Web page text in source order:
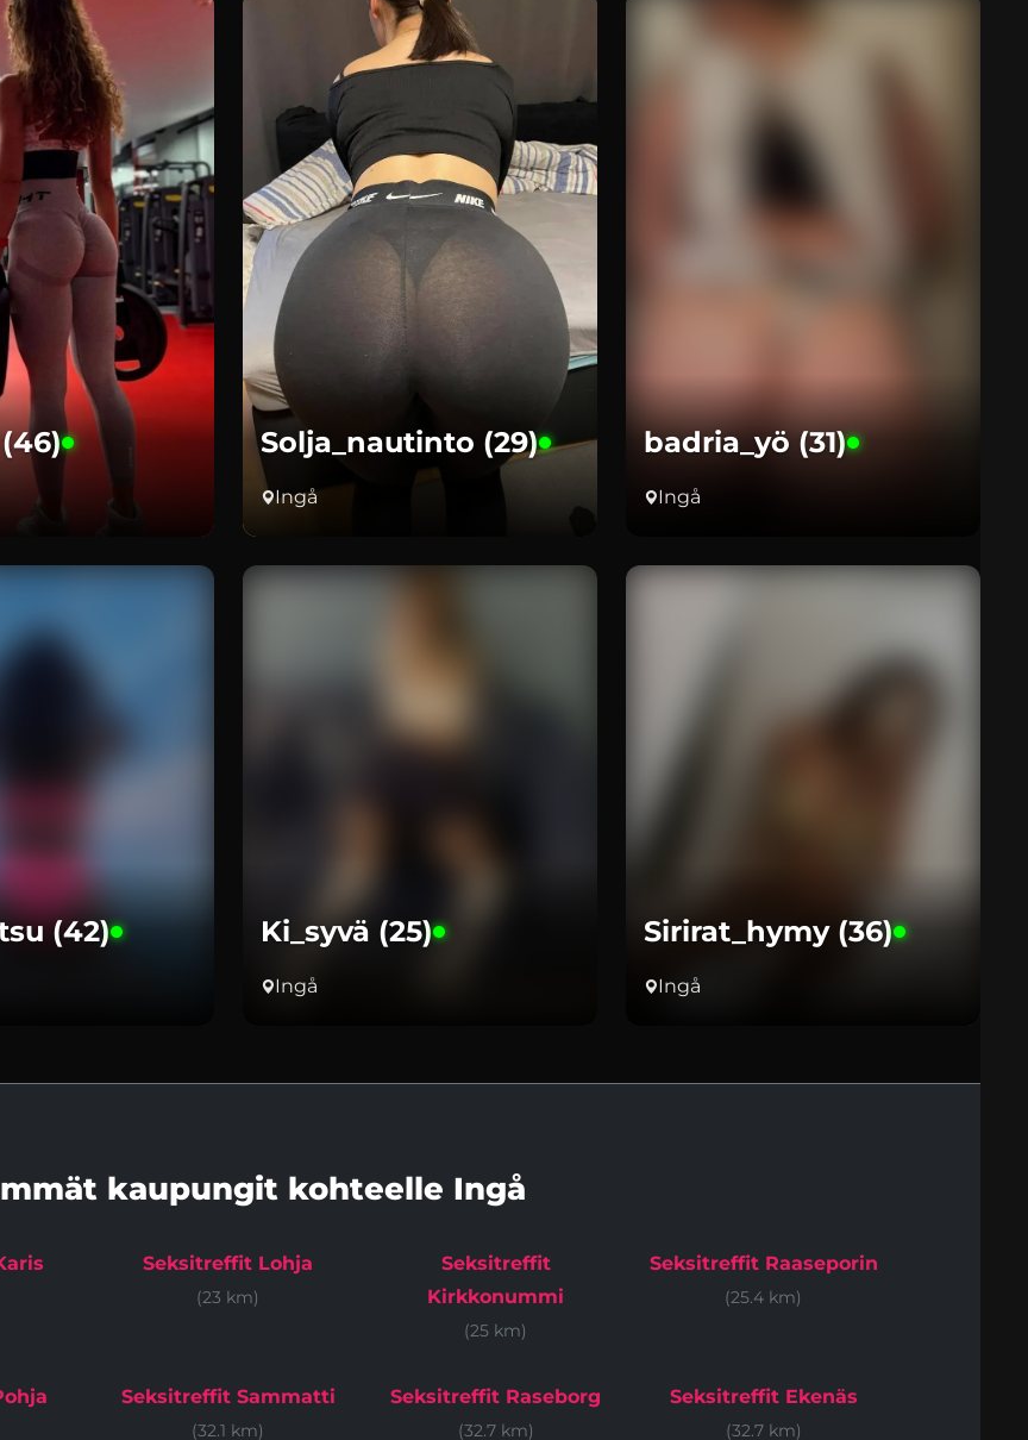
Solja_nautinto (29)
Ingå
badria_yö (31)
Ingå
(42) Ki_syvä (25)
Ingå
Sirirat_hymy (36)
Ingå
kaupungit kohteelle Ingå
Seksitreffit Lohja
(23 km)
Seksitreffit
Kirkkonummi
(25 km)
Seksitreffit Raaseporin
(25.4 km)
Seksitreffit Sammatti
(32.1 km)
Seksitreffit Raseborg
(32.7 km)
Seksitreffit Ekenäs
(32.7 km)